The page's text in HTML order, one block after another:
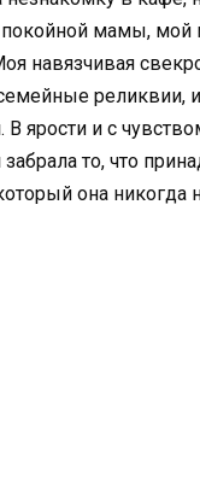
мамы, мой
навязчивая
реликвии,
ярости и с
забрала то, что
она никогда